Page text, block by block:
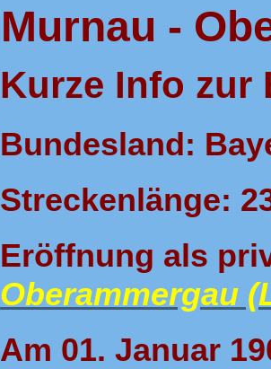
Murnau -
Kurze Info zur
Bundesland:
Streckenlänge:
Eröffnung als
Oberammergau
Am 01. Januar